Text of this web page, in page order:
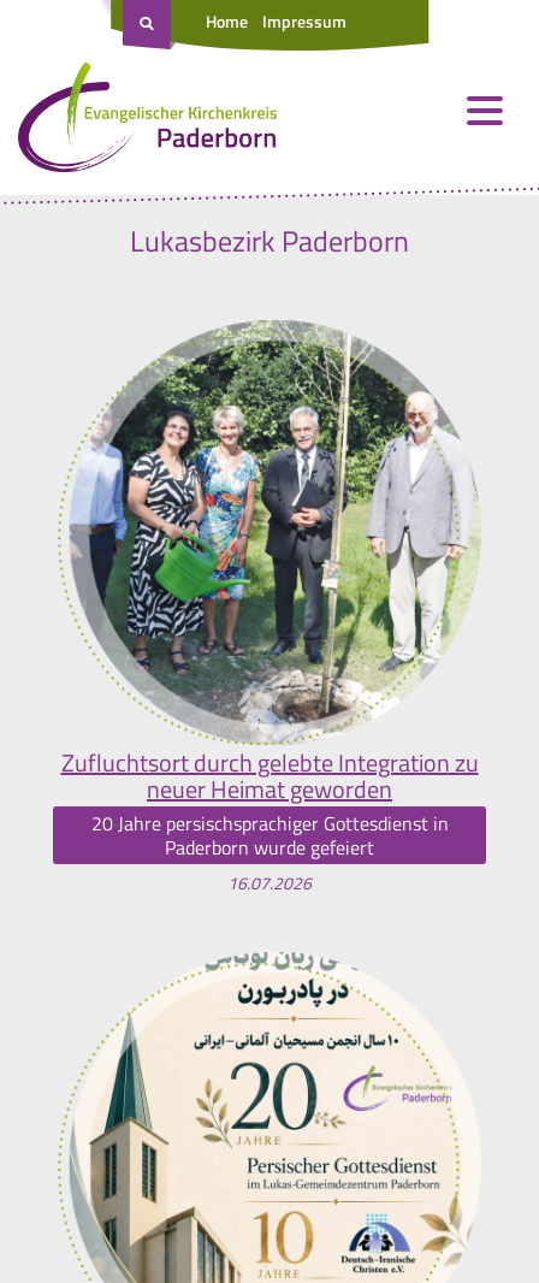
Home Impressum
Lukasbezirk Paderborn
Zufluchtsort durch gelebte Integration zu
neuer Heimat geworden
20 Jahre persischsprachiger Gottesdienst in
Paderborn wurde gefeiert
16.07.2026